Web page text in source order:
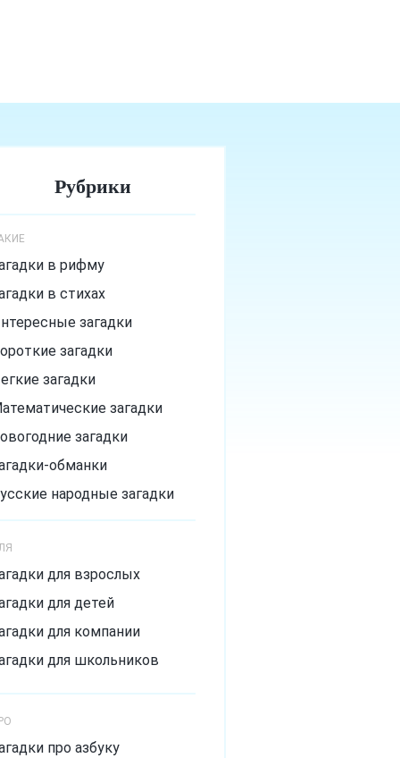
Рубрики
в рифму
в стихах
загадки
загадки
загадки
загадки
загадки
обманки
народные загадки
загадки
загадки
загадки
для взрослых
для детей
для компании
для школьников
про азбуку